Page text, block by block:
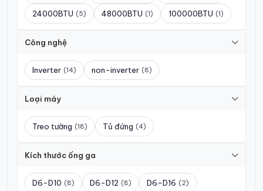
24000BTU (5) 48000BTU (1) 100000BTU (1)
Công nghệ
Inverter (14) non-inverter (8)
Loại máy
Treo tường (18) Tủ đứng (4)
Kích thước ống ga
D6-D10 (8) D6-D12 (8) D6-D16 (2)